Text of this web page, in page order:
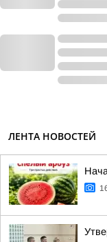
ЛЕНТА НОВОСТЕЙ